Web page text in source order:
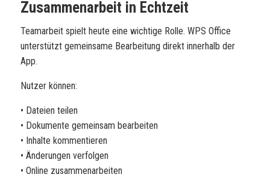
Zusammenarbeit in Echtzeit
Teamarbeit spielt heute eine wichtige Rolle. WPS Office
unterstützt gemeinsame Bearbeitung direkt innerhalb der
App.
Nutzer können:
• Dateien teilen
• Dokumente gemeinsam bearbeiten
• Inhalte kommentieren
• Änderungen verfolgen
• Online zusammenarbeiten